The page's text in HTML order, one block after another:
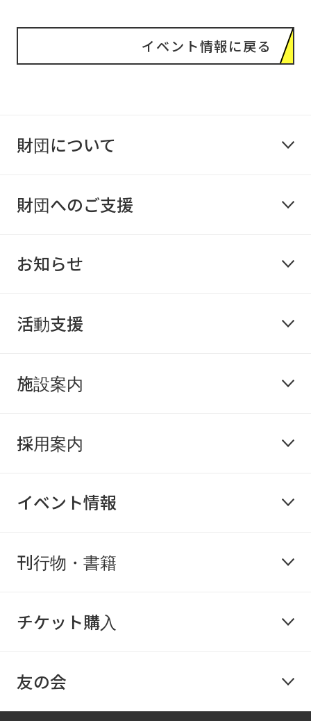
イベント情報に戻る
財団について
財団へのご支援
お知らせ
活動支援
施設案内
採用案内
イベント情報
刊行物・書籍
チケット購入
友の会